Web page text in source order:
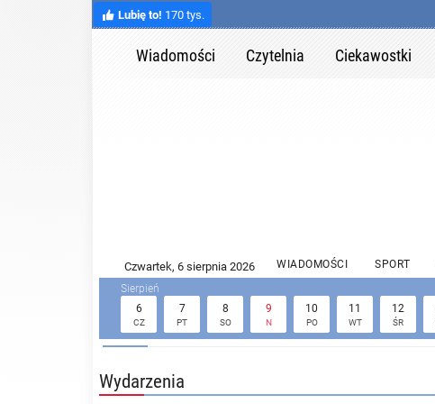
Lubię to! 170 tys.
Wiadomości Czytelnia Ciekawostki
WIADOMOŚCI SPORT
6
CZ
7
PT
8
SO
9
N
10
PO
11
WT
12
ŚR
Wydarzenia